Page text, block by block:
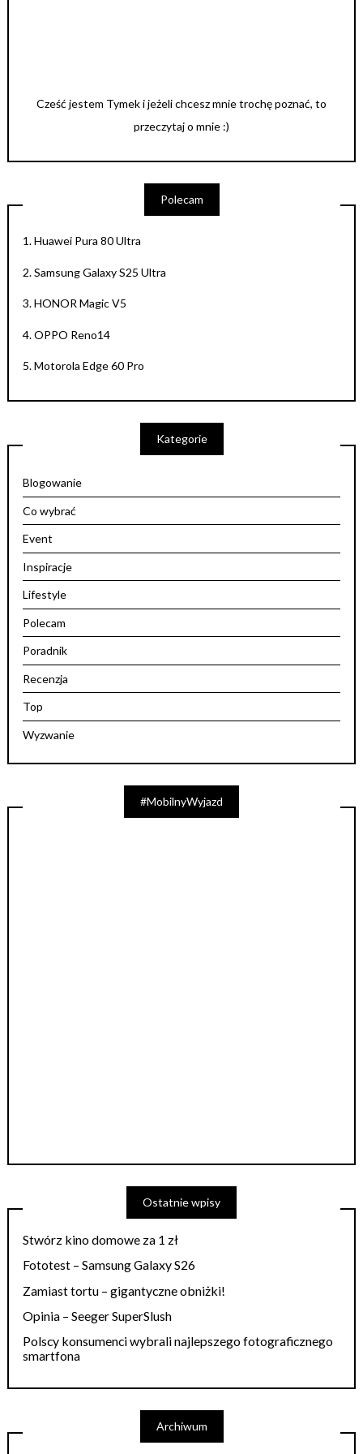
Cześć jestem Tymek i jeżeli chcesz mnie trochę poznać, to
przeczytaj o mnie :)
Polecam
1.Huawei Pura 80 Ultra
2.Samsung Galaxy S25 Ultra
3.HONOR Magic V5
4.OPPO Reno14
5.Motorola Edge 60 Pro
Kategorie
Blogowanie
Co wybrać
Event
Inspiracje
Lifestyle
Polecam
Poradnik
Recenzja
Top
Wyzwanie
#MobilnyWyjazd
Ostatnie wpisy
Stwórz kino domowe za 1 zł
Fototest – Samsung Galaxy S26
Zamiast tortu – gigantyczne obniżki!
Opinia – Seeger SuperSlush
Polscy konsumenci wybrali najlepszego fotograficznego
smartfona
Archiwum